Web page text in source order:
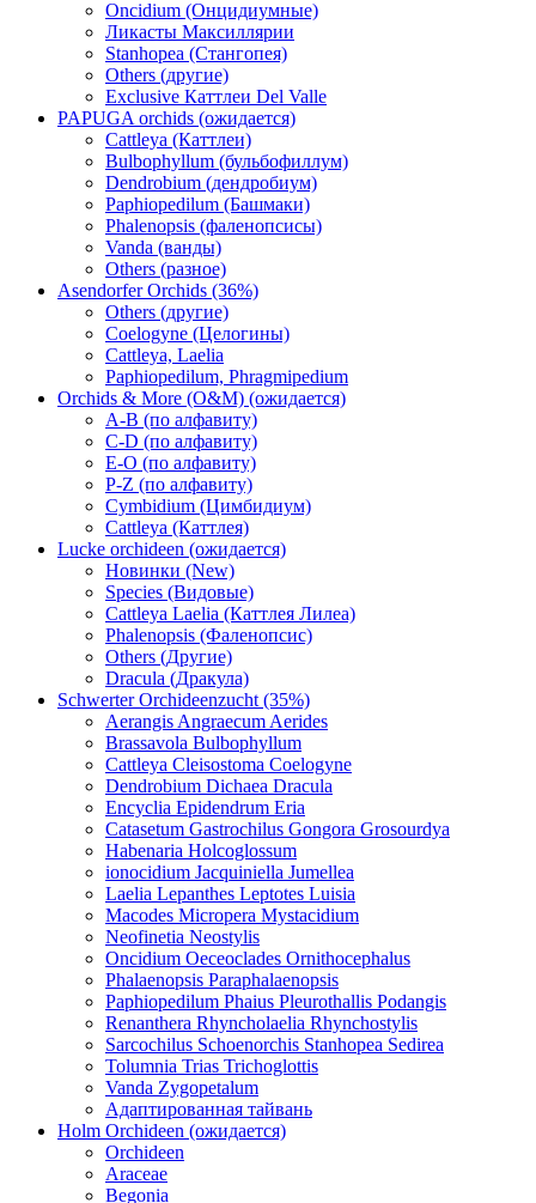
Oncidium (Онцидиумные)
Ликасты Максиллярии
Stanhopea (Стангопея)
Others (другие)
Exclusive Каттлеи Del Valle
PAPUGA orchids (ожидается)
Cattleya (Каттлеи)
Bulbophyllum (бульбофиллум)
Dendrobium (дендробиум)
Paphiopedilum (Башмаки)
Phalenopsis (фаленопсисы)
Vanda (ванды)
Others (разное)
Asendorfer Orchids (36%)
Others (другие)
Coelogyne (Целогины)
Cattleya, Laelia
Paphiopedilum, Phragmipedium
Orchids & More (O&M) (ожидается)
A-B (по алфавиту)
C-D (по алфавиту)
E-O (по алфавиту)
P-Z (по алфавиту)
Cymbidium (Цимбидиум)
Cattleya (Каттлея)
Lucke orchideen (ожидается)
Новинки (New)
Species (Видовые)
Cattleya Laelia (Каттлея Лилеа)
Phalenopsis (Фаленопсис)
Others (Другие)
Dracula (Дракула)
Schwerter Orchideenzucht (35%)
Aerangis Angraecum Aerides
Brassavola Bulbophyllum
Cattleya Cleisostoma Coelogyne
Dendrobium Dichaea Dracula
Encyclia Epidendrum Eria
Catasetum Gastrochilus Gongora Grosourdya
Habenaria Holcoglossum
ionocidium Jacquiniella Jumellea
Laelia Lepanthes Leptotes Luisia
Macodes Micropera Mystacidium
Neofinetia Neostylis
Oncidium Oeceoclades Ornithocephalus
Phalaenopsis Paraphalaenopsis
Paphiopedilum Phaius Pleurothallis Podangis
Renanthera Rhyncholaelia Rhynchostylis
Sarcochilus Schoenorchis Stanhopea Sedirea
Tolumnia Trias Trichoglottis
Vanda Zygopetalum
Адаптированная тайвань
Holm Orchideen (ожидается)
Orchideen
Araceae
Begonia